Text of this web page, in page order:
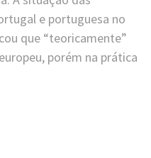
e portuguesa no
que “teoricamente”
porém na prática